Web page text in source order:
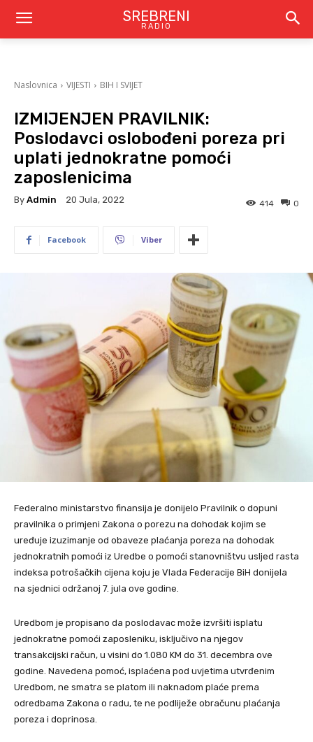
SREBRENI
RADIO
Naslovnica VIJESTI BIH I SVIJET
IZMIJENJEN PRAVILNIK:
Poslodavci oslobođeni poreza pri
uplati jednokratne pomoći
zaposlenicima
By Admin 20 Jula, 2022 0
414
Facebook Viber
Federalno ministarstvo finansija je donijelo Pravilnik o dopuni
pravilnika o primjeni Zakona o porezu na dohodak kojim se
uređuje izuzimanje od obaveze plaćanja poreza na dohodak
jednokratnih pomoći iz Uredbe o pomoći stanovništvu usljed rasta
indeksa potrošačkih cijena koju je Vlada Federacije BiH donijela
na sjednici održanoj 7. jula ove godine.
Uredbom je propisano da poslodavac može izvršiti isplatu
jednokratne pomoći zaposleniku, isključivo na njegov
transakcijski račun, u visini do 1.080 KM do 31. decembra ove
godine. Navedena pomoć, isplaćena pod uvjetima utvrđenim
Uredbom, ne smatra se platom ili naknadom plaće prema
odredbama Zakona o radu, te ne podliježe obračunu plaćanja
poreza i doprinosa.